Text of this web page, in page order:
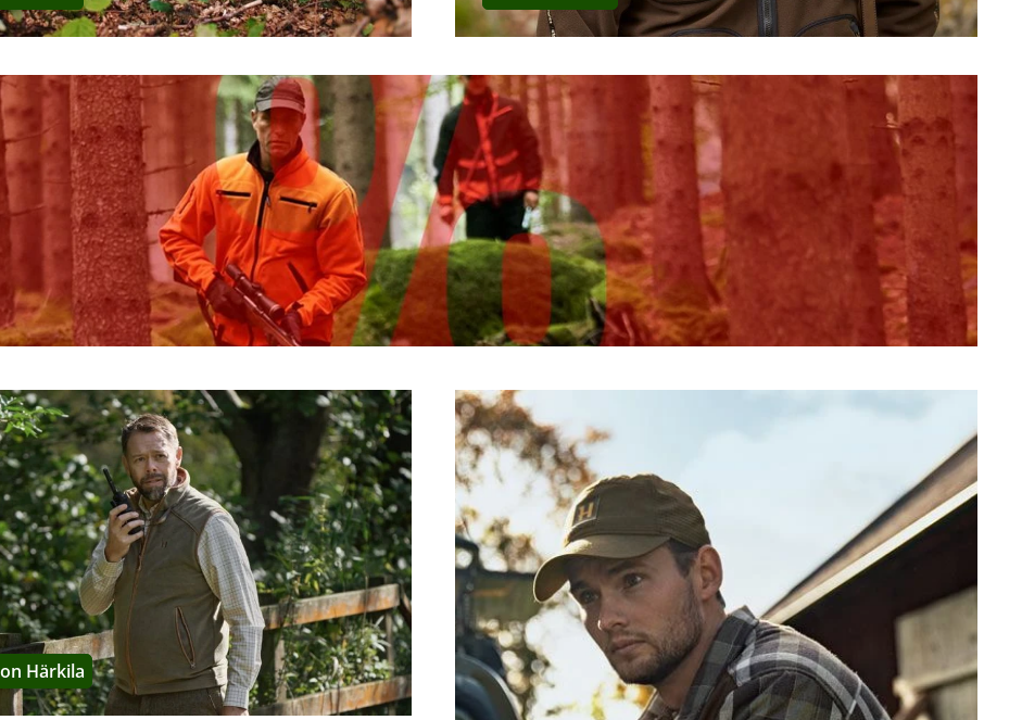
Schnitt bieten maximale Bewegungsfreiheit auch bei hoher körperlicher Belastung.
Pro
Serie
ist speziell auf die Anforderungen von Hundeführernund zum Durchgehen zugeschnitten. Besonders robuste Materialien,
und ein erhöhter Schutz gegen Dornen und raues Gelände machen sie zum zuverlässigen Begleiter bei anspruchsvollen
Stalker
sommerlichen Bedingungen bietet dieDeer Stalker-Seriepassende Kleidung und Accessoires. Geräuscharme Stoffe, hohe
und die verschiedenenAXIS MSP-Tarnmusterermöglichen eine unauffällige Annäherung an das Wild und bieten gleichzeitig
bei aktiven Jagden.
hohe Kaufpreis bei Härkila?
nicht im Budget-Bereich für Jagdbekleidung angesiedelt. Allerdings bekommt man für das Geld ordentlich Leistung: Materialgüte
sind hervorragend. Die Kleidungsstücke sind sinnvoll funktionsreich, sehr durchdacht und genau für ihren Einsatzzweck
anspruchsvolle Jagdunternehmungen - entwickelt und optimiert. Auch produziert Härkila weitestgehend in der EU, was sich
Teil im Preis niederschlägt.
Kleidung aus?
bei Härkila sind sehr zuverlässig; Sie können einfach in Ihrer gewohnten Größe bestellen. Wenn Sie Maße zur Übersicht
Sie sich die
Härkila-Größentabelleansehen.
Härkila?
Härkila